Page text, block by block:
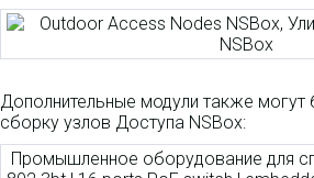
Дополнительные модули также
сборку узлов Доступа NSBox:
Промышленное оборудование для